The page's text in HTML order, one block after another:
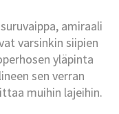
amiraali
varsinkin siipien
yläpinta
sen verran
muihin lajeihin.